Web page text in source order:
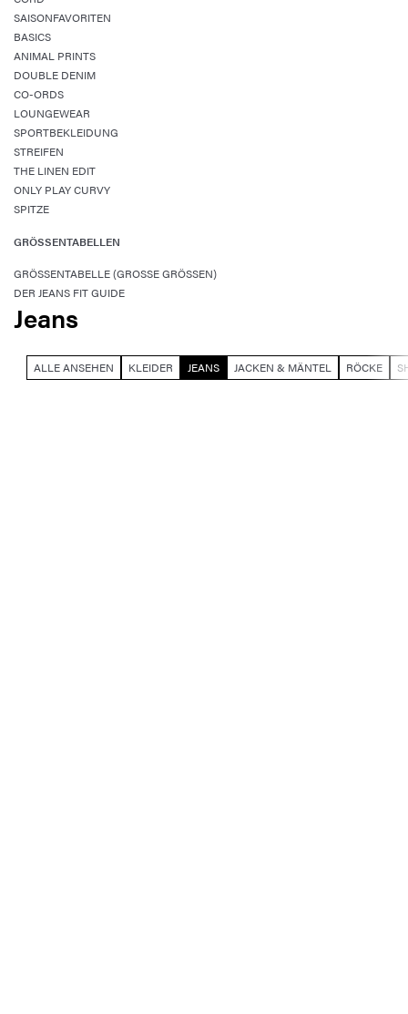
SAISONFAVORITEN
BASICS
ANIMAL PRINTS
DOUBLE DENIM
CO-ORDS
LOUNGEWEAR
SPORTBEKLEIDUNG
STREIFEN
THE LINEN EDIT
ONLY PLAY CURVY
SPITZE
GRÖSSENTABELLEN
GRÖSSENTABELLE (GROSSE GRÖSSEN)
DER JEANS FIT GUIDE
Jeans
ALLE ANSEHEN KLEIDER JEANS JACKEN & MÄNTEL RÖCKE